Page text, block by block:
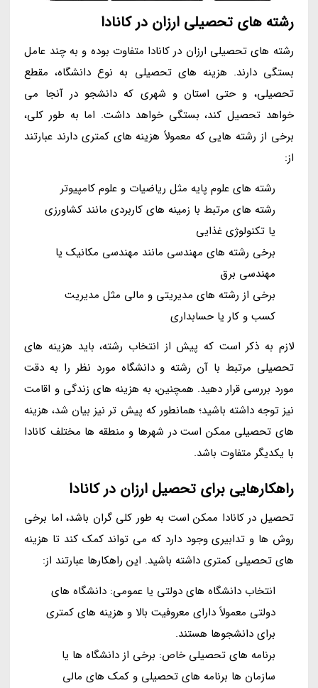
رشته های تحصیلی ارزان در کانادا
رشته های تحصیلی ارزان در کانادا متفاوت بوده و به چند عامل
بستگی دارند. هزینه های تحصیلی به نوع دانشگاه، مقطع
تحصیلی، و حتی استان و شهری که دانشجو در آنجا می
خواهد تحصیل کند، بستگی خواهد داشت. اما به طور کلی،
برخی از رشته هایی که معمولاً هزینه های کمتری دارند عبارتند
از:
رشته های علوم پایه مثل ریاضیات و علوم کامپیوتر
رشته های مرتبط با زمینه های کاربردی مانند کشاورزی
یا تکنولوژی غذایی
برخی رشته های مهندسی مانند مهندسی مکانیک یا
مهندسی برق
برخی از رشته های مدیریتی و مالی مثل مدیریت
کسب و کار یا حسابداری
لازم به ذکر است که پیش از انتخاب رشته، باید هزینه های
تحصیلی مرتبط با آن رشته و دانشگاه مورد نظر را به دقت
مورد بررسی قرار دهید. همچنین، به هزینه های زندگی و اقامت
نیز توجه داشته باشید؛ همانطور که پیش تر نیز بیان شد، هزینه
های تحصیلی ممکن است در شهرها و منطقه ها مختلف کانادا
با یکدیگر متفاوت باشد.
راهکارهایی برای تحصیل ارزان در کانادا
تحصیل در کانادا ممکن است به طور کلی گران باشد، اما برخی
روش ها و تدابیری وجود دارد که می تواند کمک کند تا هزینه
های تحصیلی کمتری داشته باشید. این راهکارها عبارتند از:
انتخاب دانشگاه های دولتی یا عمومی: دانشگاه های
دولتی معمولاً دارای معروفیت بالا و هزینه های کمتری
برای دانشجوها هستند.
برنامه های تحصیلی خاص: برخی از دانشگاه ها یا
سازمان ها برنامه های تحصیلی و کمک های مالی